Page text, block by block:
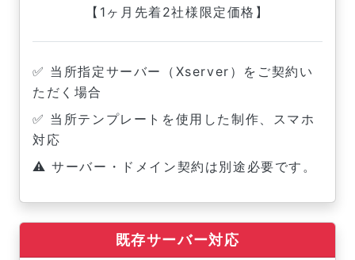
【1ヶ月先着2社様限定価格】
✅ 当所指定サーバー（Xserver）をご契約い
ただく場合
✅ 当所テンプレートを使用した制作、スマホ
対応
⚠️ サーバー・ドメイン契約は別途必要です。
既存サーバー対応